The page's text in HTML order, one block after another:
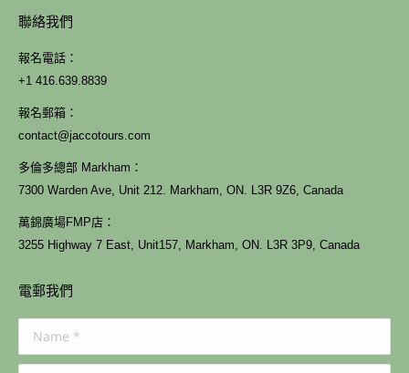
聯絡我們
報名電話：
+1 416.639.8839
報名郵箱：
contact@jaccotours.com
多倫多總部 Markham：
7300 Warden Ave, Unit 212. Markham, ON. L3R 9Z6, Canada
萬錦廣場FMP店：
3255 Highway 7 East, Unit157, Markham, ON. L3R 3P9, Canada
電郵我們